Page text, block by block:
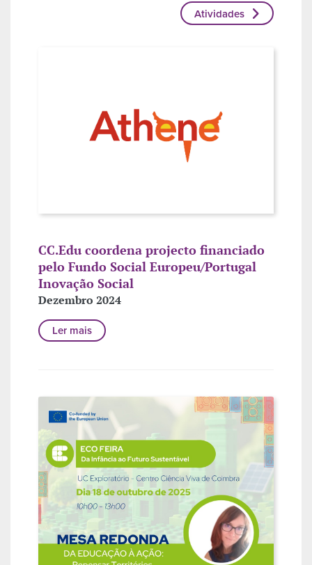
Atividades
CC.Edu coordena projecto financiado
pelo Fundo Social Europeu/Portugal
Inovação Social
Dezembro 2024
Ler mais